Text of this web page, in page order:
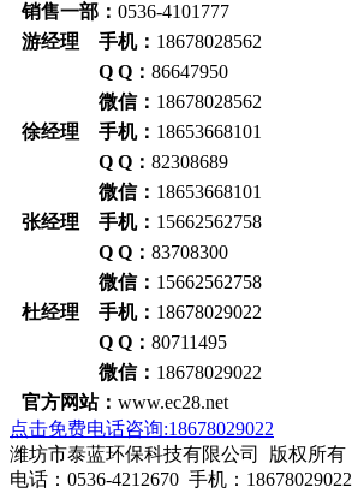
销售一部： 0536-4101777
游经理 手机： 18678028562
Q Q： 86647950
微信： 18678028562
徐经理 手机： 18653668101
Q Q： 82308689
微信： 18653668101
张经理 手机： 15662562758
Q Q： 83708300
微信： 15662562758
杜经理 手机： 18678029022
Q Q： 80711495
微信： 18678029022
官方网站： www.ec28.net
点击免费电话咨询:18678029022
潍坊市泰蓝环保科技有限公司 版权所有
电话：0536-4212670 手机：18678029022